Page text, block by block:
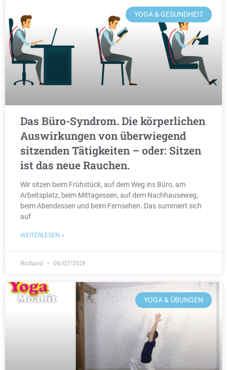
YOGA & GESUNDHEIT
Das Büro-Syndrom. Die körperlichen
Auswirkungen von überwiegend
sitzenden Tätigkeiten – oder: Sitzen
ist das neue Rauchen.
Wir sitzen beim Frühstück, auf dem Weg ins Büro, am
Arbeitsplatz, beim Mittagessen, auf dem Nachhauseweg,
beim Abendessen und beim Fernsehen. Das summiert sich
auf
WEITERLESEN »
Richard 06/07/2019
YOGA & ÜBUNGEN